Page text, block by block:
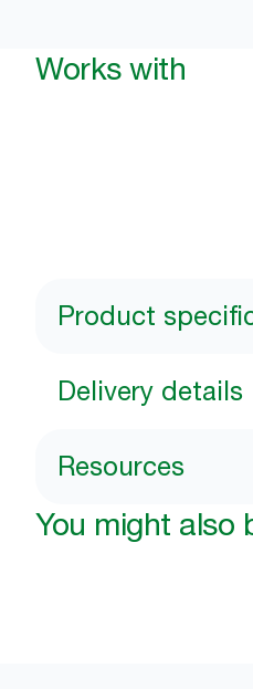
Works with
Product
Delivery details
Resources
You might also